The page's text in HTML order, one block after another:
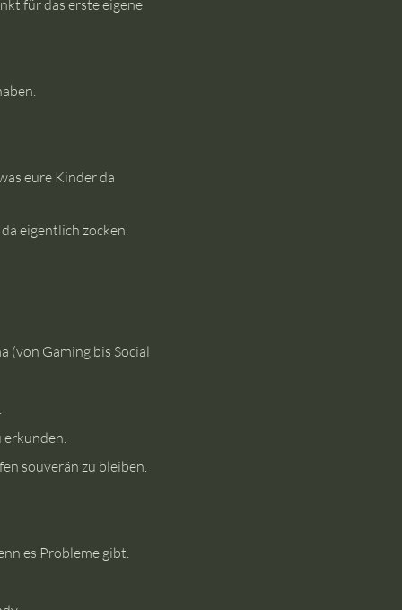
für das erste eigene
eure Kinder da
eigentlich zocken.
(von Gaming bis Social
erkunden.
souverän zu bleiben.
es Probleme gibt.